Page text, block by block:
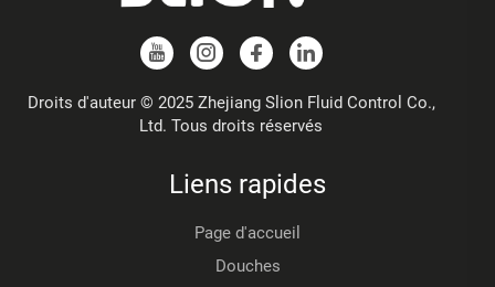
Droits d'auteur © 2025 Zhejiang Slion Fluid Control Co.,
Ltd. Tous droits réservés
Liens rapides
Page d'accueil
Douches